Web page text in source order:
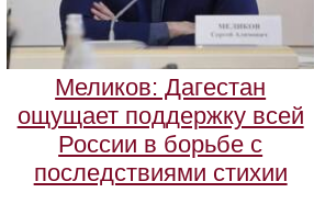
Меликов: Дагестан
ощущает поддержку всей
России в борьбе с
последствиями стихии